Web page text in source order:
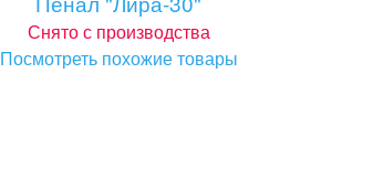
Снято с производства
Посмотреть похожие товары